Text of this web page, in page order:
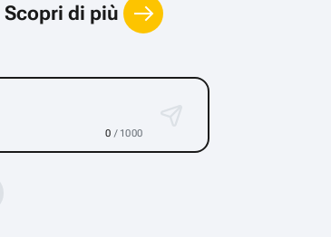
Scopri di più
0 / 1000